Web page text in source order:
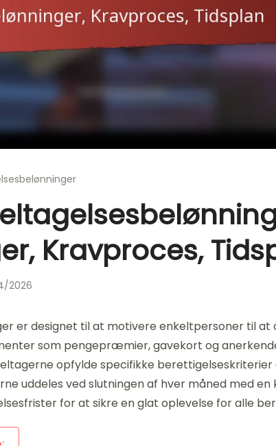
Kravproces,
2026
er designet til at motivere enkeltpersoner til
som pengepræmier, gavekort og
opfylde specifikke
uddeles ved slutningen af hver måned med en
for at sikre en glat oplevelse for alle